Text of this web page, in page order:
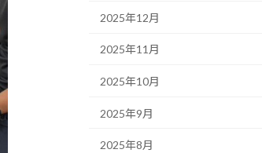
2025年12月
2025年11月
2025年10月
2025年9月
2025年8月